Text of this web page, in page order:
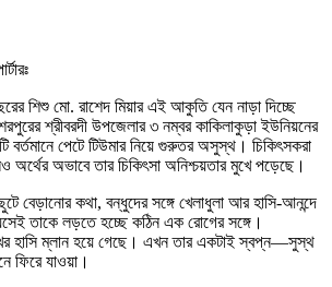
শিশু মো. রাশেদ মিয়ার এই আকুতি যেন নাড়া দিচ্ছে
শ্রীবরদী উপজেলার ৩ নম্বর কাকিলাকুড়া ইউনিয়নের
বর্তমানে পেটে টিউমার নিয়ে গুরুতর অসুস্থ। চিকিৎসকরা
অর্থের অভাবে তার চিকিৎসা অনিশ্চয়তার মুখে পড়েছে।
বেড়ানোর কথা, বন্ধুদের সঙ্গে খেলাধুলা আর হাসি-আনন্দে
তাকে লড়তে হচ্ছে কঠিন এক রোগের সঙ্গে।
হাসি ম্লান হয়ে গেছে। এখন তার একটাই স্বপ্ন—সুস্থ
ফিরে যাওয়া।